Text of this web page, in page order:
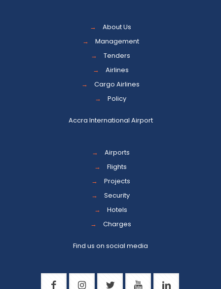
→
About Us
→
Management
→
Tenders
→
Airlines
→
Cargo Airlines
→
Policy
Accra International Airport
→
Airports
→
Flights
→
Projects
→
Security
→
Hotels
→
Charges
Find us on social media